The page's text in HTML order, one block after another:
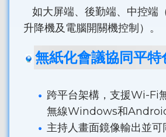
如大屏端、後勤端、中控端
升降機及電腦開關機控制）。
無紙化會議協同平特
跨平台架構，支援Wi-Fi
無線Windows和Android
主持人畫面鏡像輸出並